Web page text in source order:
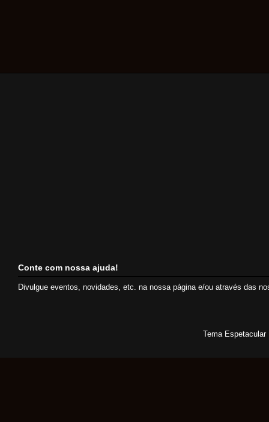
Conte com nossa ajuda!
Divulgue eventos, novidades, etc. na nossa página e/ou através das
Tema